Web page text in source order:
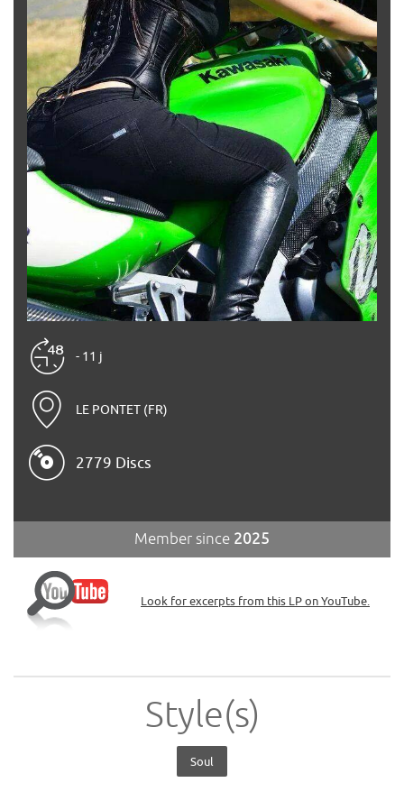
- 11 j
LE PONTET (FR)
2779 Discs
Member since 2025
Look for excerpts from this LP on YouTube.
Style(s)
Soul